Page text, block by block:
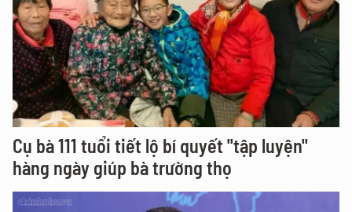
Cụ bà 111 tuổi tiết lộ bí quyết "tập luyện"
hàng ngày giúp bà trường thọ